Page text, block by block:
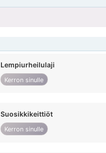
Lempiurheilulaji
Kerron sinulle
Suosikkikeittiöt
Kerron sinulle